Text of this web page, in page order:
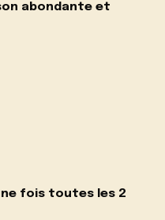
abondante et
fois toutes les 2